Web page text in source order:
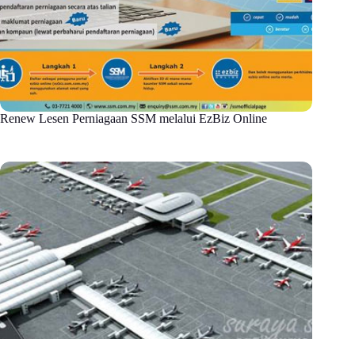
Renew Lesen Perniagaan SSM melalui EzBiz Online